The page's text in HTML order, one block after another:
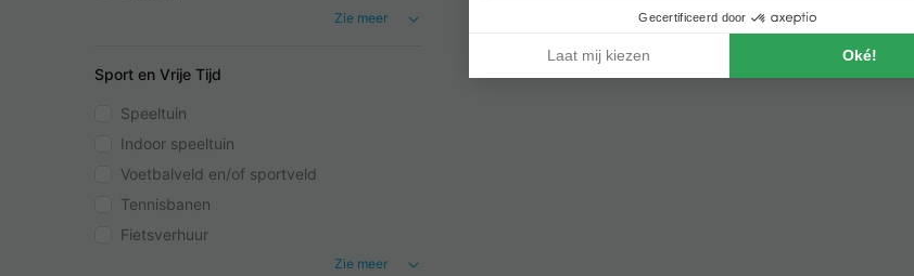
Zie meer
Sport en Vrije Tijd
Speeltuin
Indoor speeltuin
Voetbalveld en/of sportveld
Tennisbanen
Fietsverhuur
Zie meer